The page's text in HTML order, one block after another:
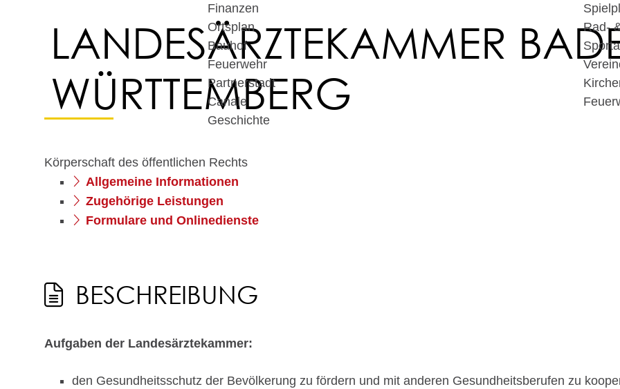
Finanzen
Ortsplan
Bauhof
Feuerwehr
Partnerstadt
Canale
Geschichte
Rad-
LANDESÄRZTEKAMMER
WÜRTTEMBERG
Körperschaft des öffentlichen Rechts
Allgemeine Informationen
Zugehörige Leistungen
Formulare und Onlinedienste
BESCHREIBUNG
Aufgaben der Landesärztekammer:
den Gesundheitsschutz der Bevölkerung zu fördern und mit anderen Gesundheitsberufen zu